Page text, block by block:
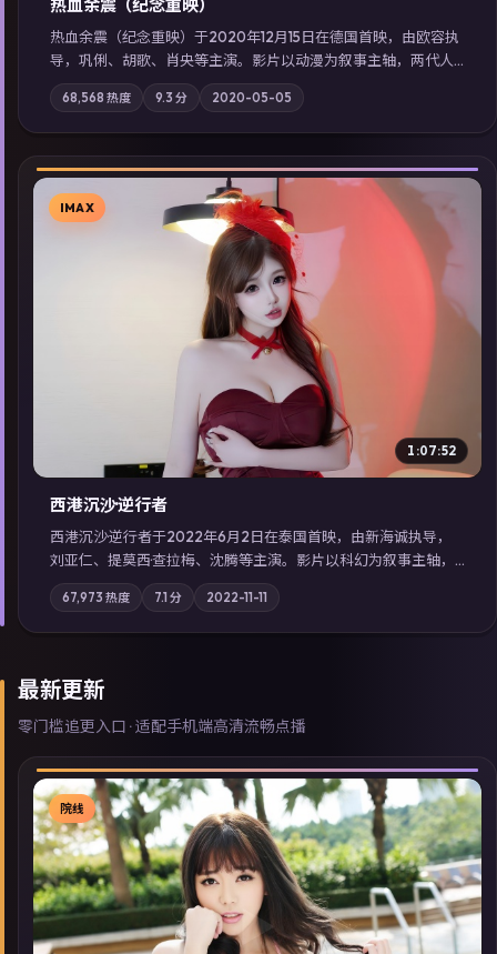
热血余震（纪念重映）
热血余震（纪念重映）于2020年12月15日在德国首映，由欧容执
导，巩俐、胡歌、肖央等主演。影片以动漫为叙事主轴，两代人
的执念在暴风雨夜正面相撞；摄影与配乐强化地域气质；站内亦
可通过「国产免费观看高清电视剧在线看」延展检索同类型高分
佳作，畅享高清在线追剧体验。
68,568 热度 9.3 分 2020-05-05
▶
IMAX
1:07:52
西港沉沙·逆行者
西港沉沙·逆行者于2022年6月2日在泰国首映，由新海诚执导，
刘亚仁、提莫西·查拉梅、沈腾等主演。影片以科幻为叙事主轴，
失踪人口档案牵出跨国灰色产业链；摄影与配乐强化地域气质；
站内亦可通过「国产免费观看高清电视剧在线看」延展检索同类
型高分佳作，畅享高清在线追剧体验。
67,973 热度 7.1分 2022-11-11
最新更新
零门槛追更入口 · 适配手机端高清流畅点播
▶
院线